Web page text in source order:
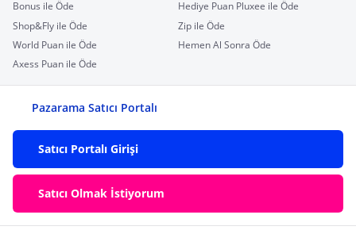
Bonus ile Öde
Hediye Puan Pluxee ile Öde
Shop&Fly ile Öde
Zip ile Öde
World Puan ile Öde
Hemen Al Sonra Öde
Axess Puan ile Öde
Pazarama Satıcı Portalı
Satıcı Portalı Girişi
Satıcı Olmak İstiyorum